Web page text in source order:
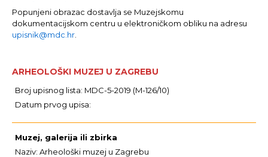
Popunjeni obrazac dostavlja se Muzejskomu
dokumentacijskom centru u elektroničkom obliku na adresu
upisnik@mdc.hr
ARHEOLOŠKI MUZEJ U ZAGREBU
Broj upisnog lista: MDC-5-2019 (M-126/10)
Datum prvog upisa:
Muzej, galerija ili zbirka
Naziv: Arheološki muzej u Zagrebu